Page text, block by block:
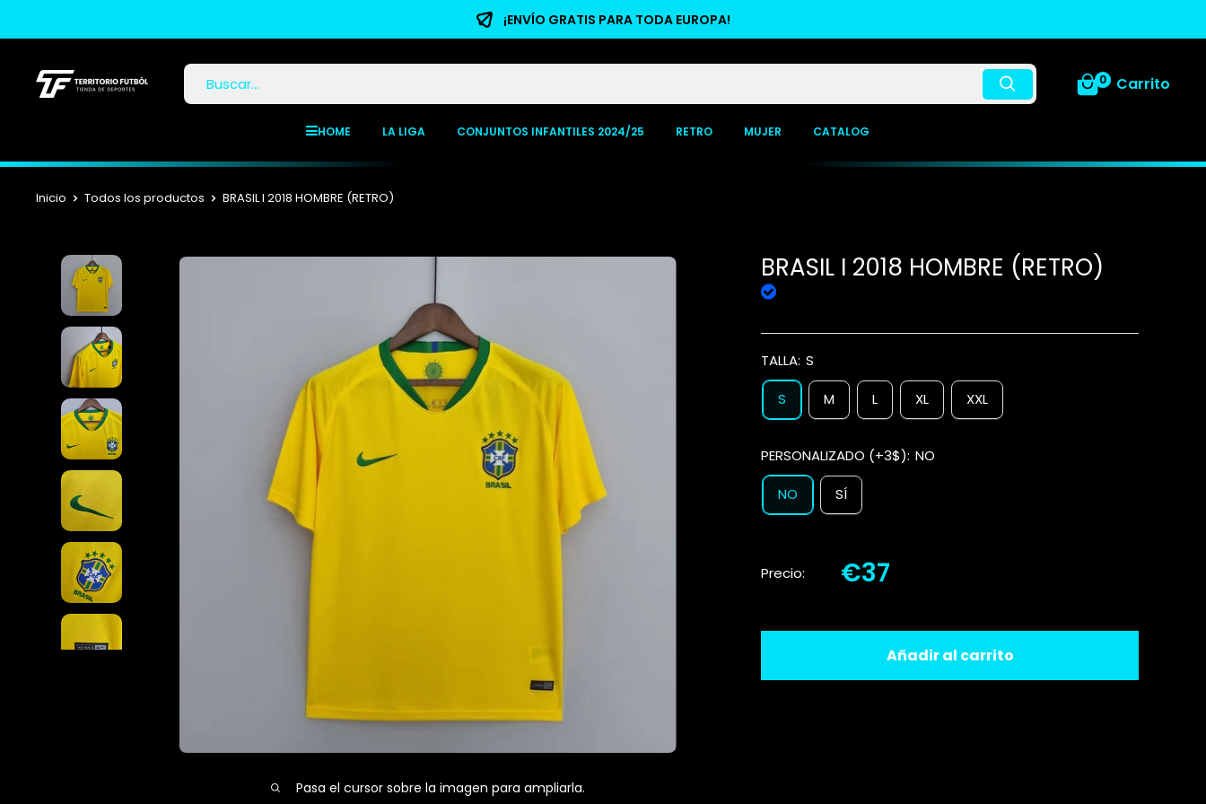
¡ENVÍO GRATIS PARA TODA EUROPA!
0 Carrito
HOME LA LIGA CONJUNTOS INFANTILES 2024/25 RETRO MUJER CATALOG
Inicio Todos los productos BRASIL I 2018 HOMBRE (RETRO)
Pasa el cursor sobre la imagen para ampliarla.
BRASIL I 2018 HOMBRE (RETRO)
TALLA: S
S M L XL XXL
PERSONALIZADO (+3$): NO
NO SÍ
Precio: €37
Añadir al carrito